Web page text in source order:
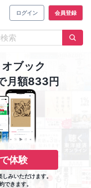
ログイン 会員登録
ブック
月額833円
体験
みいただけます。
できます。